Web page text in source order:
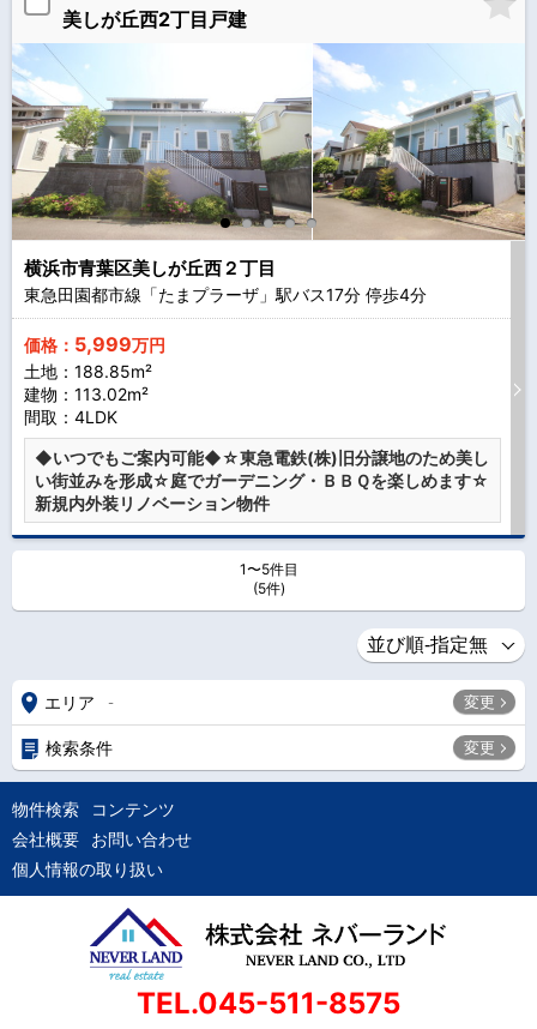
美しが丘西2丁目戸建
横浜市青葉区美しが丘西２丁目
東急田園都市線「たまプラーザ」駅バス17分 停歩4分
価格： 5,999万円
土地：188.85m²
建物：113.02m²
間取：4LDK
◆いつでもご案内可能◆☆東急電鉄(株)旧分譲地のため美し
い街並みを形成☆庭でガーデニング・ＢＢＱを楽しめます☆
新規内外装リノベーション物件
1〜5件目
(5件)
エリア - 変更
検索条件 変更
物件検索
コンテンツ
会社概要
お問い合わせ
個人情報の取り扱い
TEL.045-511-8575